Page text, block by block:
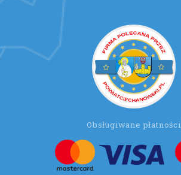
Obsługiwane płatności